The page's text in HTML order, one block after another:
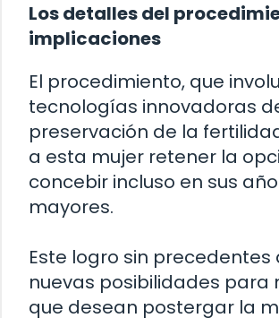
Los detalles del
implicaciones
El procedimiento, que
tecnologías innovadoras
preservación de la
a esta mujer retener la
concebir incluso en sus
mayores.
Este logro sin precedentes
nuevas posibilidades para
que desean postergar la